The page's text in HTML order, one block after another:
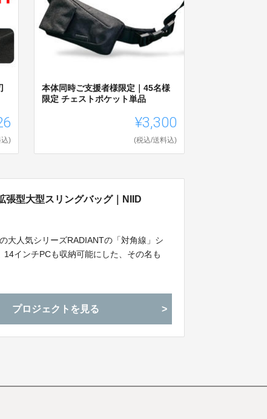
)
本体同時ご支援者様限定｜45名様
限定 チェストポケット単品
¥3,300
(税込/送料込)
張型大型スリングバッグ｜NIID
大人気シリーズRADIANTの「対角線」シ
インチPCも収納可能にした、その名も
プロジェクトを見る